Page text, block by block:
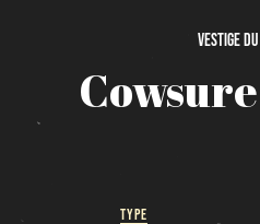
Vestigedu
Cowsure
TYPE